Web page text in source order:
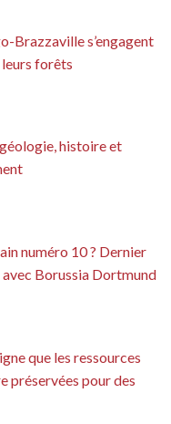
Brazzaville s’engagent
forêts
histoire et
numéro 10 ? Dernier
Borussia Dortmund
que les ressources
préservées pour des